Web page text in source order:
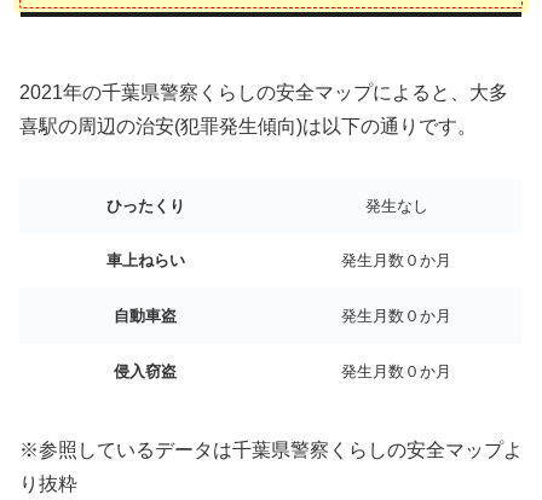
2021年の千葉県警察くらしの安全マップによると、大多
喜駅の周辺の治安(犯罪発生傾向)は以下の通りです。
ひったくり 発生なし
車上ねらい 発生月数０か月
自動車盗 発生月数０か月
侵入窃盗 発生月数０か月
※参照しているデータは千葉県警察くらしの安全マップよ
り抜粋